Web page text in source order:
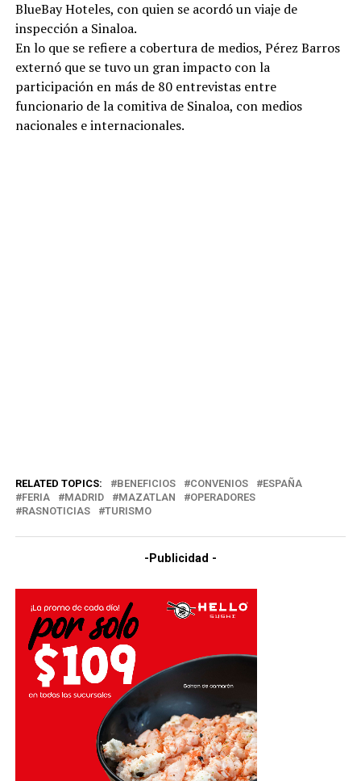
BlueBay Hoteles, con quien se acordó un viaje de
inspección a Sinaloa.
En lo que se refiere a cobertura de medios, Pérez Barros
externó que se tuvo un gran impacto con la
participación en más de 80 entrevistas entre
funcionario de la comitiva de Sinaloa, con medios
nacionales e internacionales.
RELATED TOPICS: BENEFICIOS CONVENIOS
ESPAÑA
FERIA
MADRID MAZATLAN
OPERADORES
RASNOTICIAS
TURISMO
-Publicidad -